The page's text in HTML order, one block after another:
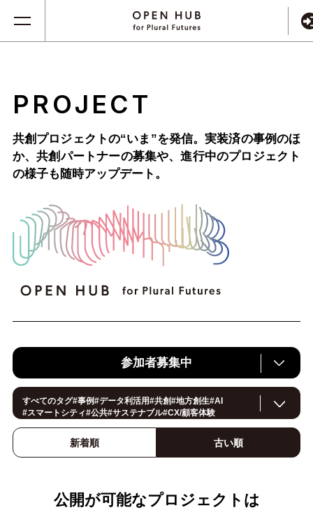
PROJECT
共創プロジェクトの“いま”を発信。実装済の事例のほ
か、共創パートナーの募集や、進行中のプロジェクト
の様子も随時アップデート。
参加者募集中
すべてのタグ#事例#データ利活用#共創#地方創生#AI
#スマートシティ#公共#サステナブル#CX/顧客体験
イノベーション#IoT
スマートファクトリー
スマートライフ
ロボティクス
#建設#メタバース#5G#セキュリティ#OPEN HUB#教育
新着順 古い順
公開が可能なプロジェクトは